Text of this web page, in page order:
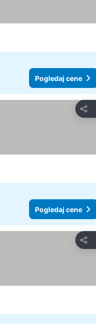
Pogledaj cene
Deli
Pogledaj cene
Deli